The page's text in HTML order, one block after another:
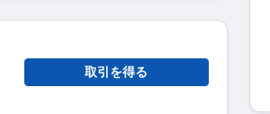
取引を得る